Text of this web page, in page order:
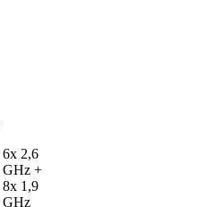
6x 2,6
GHz +
8x 1,9
GHz